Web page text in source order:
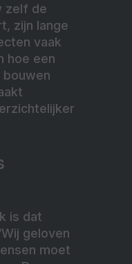
zelf de
zijn lange
vaak
hoe een
is dat
geloven
moet